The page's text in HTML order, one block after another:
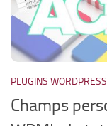
PLUGINS WORDPRESS
Champs